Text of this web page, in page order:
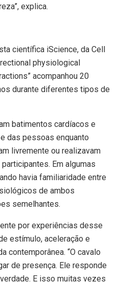
explica.
científica iScience, da Cell
physiological
acompanhou 20
durante diferentes tipos de
batimentos cardíacos e
das pessoas enquanto
livremente ou realizavam
Em algumas
havia familiaridade entre
de ambos
semelhantes.
por experiências desse
estímulo, aceleração e
contemporânea. “O cavalo
de presença. Ele responde
E isso muitas vezes